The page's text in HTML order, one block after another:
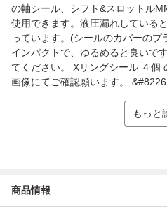
の軸シール、シフト&スロットル
使用できます。液圧漏れしている
っています。(シールのカバーの
インパクトで、ゆるめると良いで
てください。 Xリングシール ４個
画像にてご確認願います。
もっと
商品情報